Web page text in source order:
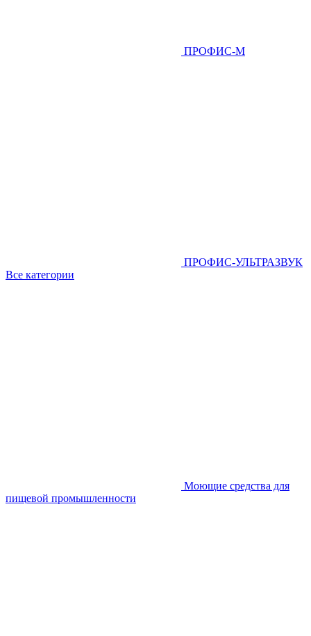
ПРОФИС-М
ПРОФИС-УЛЬТРАЗВУК
Все категории
Моющие средства для
пищевой промышленности